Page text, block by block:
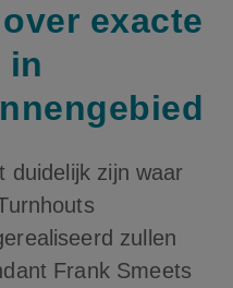
exacte
in
duidelijk zijn waar
zullen
Frank Smeets